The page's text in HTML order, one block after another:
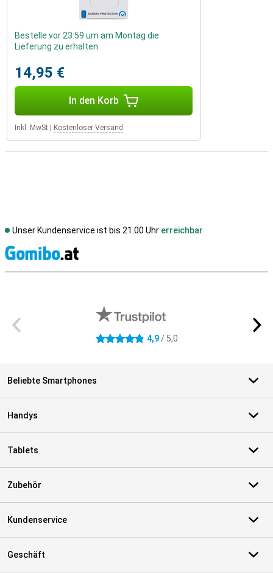
Bestelle vor 23:59 um am Montag die
Lieferung zu erhalten
14,95 €
In den Korb
Inkl. MwSt Kostenloser Versand
Unser Kundenservice ist bis 21.00 Uhr erreichbar
4.9 Sterne 4,9/ 5,0
Beliebte Smartphones
Handys
Tablets
Zubehör
Kundenservice
Geschäft